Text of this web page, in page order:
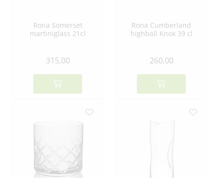
Rona Somerset
martiniglass 21cl
315,00
Rona Cumberland
highball Knox 39 cl
260,00